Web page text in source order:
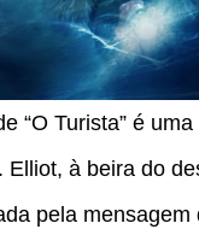
“O Turista” é
Elliot, à beira do
pela